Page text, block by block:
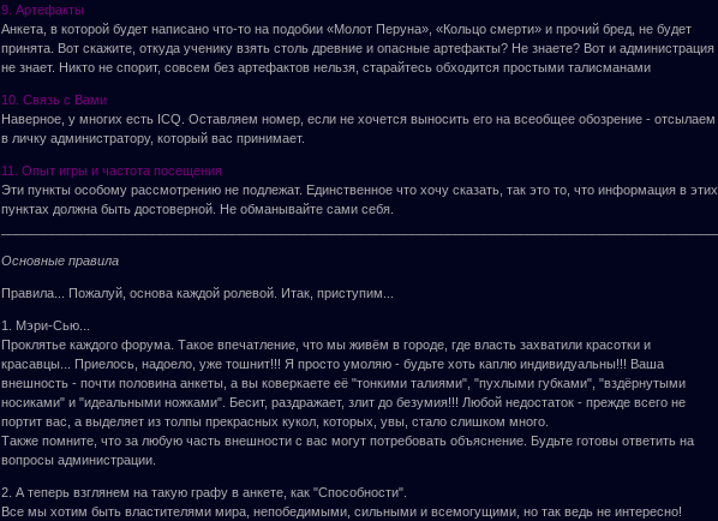
9. Артефакты
Анкета, в которой будет написано что-то на подобии «Молот Перуна», «Кольцо смерти» и прочий бред, не будет
принята. Вот скажите, откуда ученику взять столь древние и опасные артефакты? Не знаете? Вот и администрация
не знает. Никто не спорит, совсем без артефактов нельзя, старайтесь обходится простыми талисманами
10. Связь с Вами
Наверное, у многих есть ICQ. Оставляем номер, если не хочется выносить его на всеобщее обозрение - отсылаем
в личку администратору, который вас принимает.
11. Опыт игры и частота посещения
Эти пункты особому рассмотрению не подлежат. Единственное что хочу сказать, так это то, что информация в этих
пунктах должна быть достоверной. Не обманывайте сами себя.
Основные правила
Правила... Пожалуй, основа каждой ролевой. Итак, приступим...
1. Мэри-Сью...
Проклятье каждого форума. Такое впечатление, что мы живём в городе, где власть захватили красотки и
красавцы... Приелось, надоело, уже тошнит!!! Я просто умоляю - будьте хоть каплю индивидуальны!!! Ваша
внешность - почти половина анкеты, а вы коверкаете её "тонкими талиями", "пухлыми губками", "вздёрнутыми
носиками" и "идеальными ножками". Бесит, раздражает, злит до безумия!!! Любой недостаток - прежде всего не
портит вас, а выделяет из толпы прекрасных кукол, которых, увы, стало слишком много.
Также помните, что за любую часть внешности с вас могут потребовать объяснение. Будьте готовы ответить на
вопросы администрации.
2. А теперь взглянем на такую графу в анкете, как "Способности".
Все мы хотим быть властителями мира, непобедимыми, сильными и всемогущими, но так ведь не интересно!